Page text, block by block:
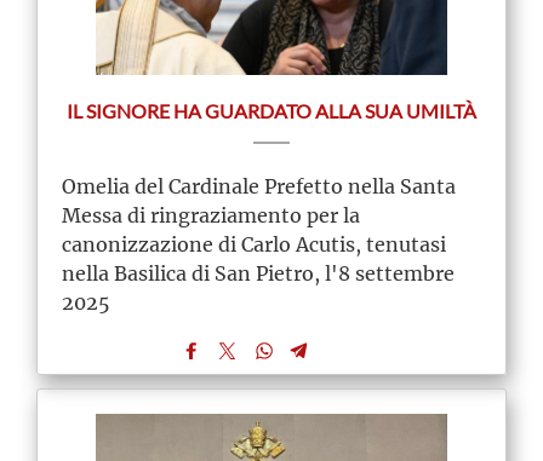
IL SIGNORE HA GUARDATO ALLA SUA UMILTÀ
Omelia del Cardinale Prefetto nella Santa
Messa di ringraziamento per la
canonizzazione di Carlo Acutis, tenutasi
nella Basilica di San Pietro, l'8 settembre
2025